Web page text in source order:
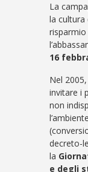
La
la cultura
16
Nel
invitare i
non
decreto-
la
e degli